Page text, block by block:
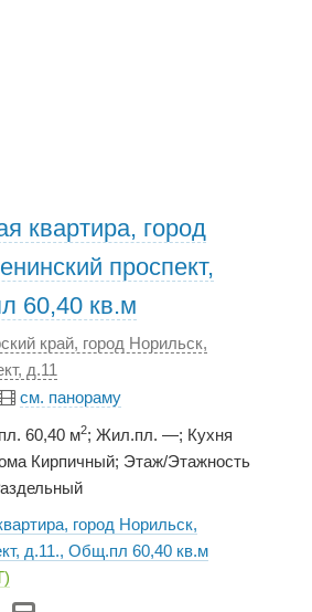
квартира, город
проспект,
60,40 кв.м
край, город Норильск,
д.11
см. панораму
60,40 м2; Жил.пл. —; Кухня
Кирпичный; Этаж/Этажность
город Норильск,
д.11., Общ.пл 60,40 кв.м